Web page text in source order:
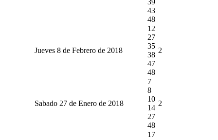
43
48
Jueves 8 de Febrero de 2018
12
27
35
38
47
48
2
Sabado 27 de Enero de 2018
7
8
10
14
27
48
2
17